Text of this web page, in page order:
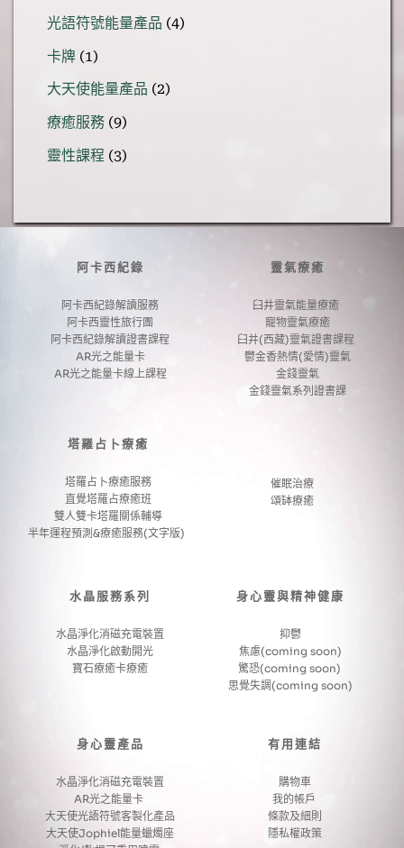
產
品
光語符號能量產品 44
卡牌 11
產
品
大天使能量產品 22
療癒服務 99
產
靈性課程 33
阿卡西紀錄
阿卡西紀錄解讀服務
阿卡西靈性旅行團
阿卡西紀錄解讀證書課程
AR光之能量卡
AR光之能量卡線上課程
靈氣療癒
臼井靈氣能量療癒
寵物靈氣療癒
臼井(西藏)靈氣證書課程
鬱金香熱情(愛情)靈氣
金錢靈氣
金錢靈氣系列證書課
塔羅占卜療癒
塔羅占卜療癒服務
直覺塔羅占療癒班
雙人雙卡塔羅關係輔導
半年運程預測&療癒服務(文字版)
催眠治療
頌缽療癒
水晶服務系列
水晶淨化消磁充電裝置
水晶淨化啟動開光
寶石療癒卡療癒
身心靈與精神健康
抑鬱
焦慮(coming soon)
驚恐(coming soon)
思覺失調(coming soon)
身心靈產品
水晶淨化消磁充電裝置
AR光之能量卡
大天使光語符號客製化產品
大天使Jophiel能量蠟燭座
有用連結
購物車
我的帳戶
條款及細則
隱私權政策